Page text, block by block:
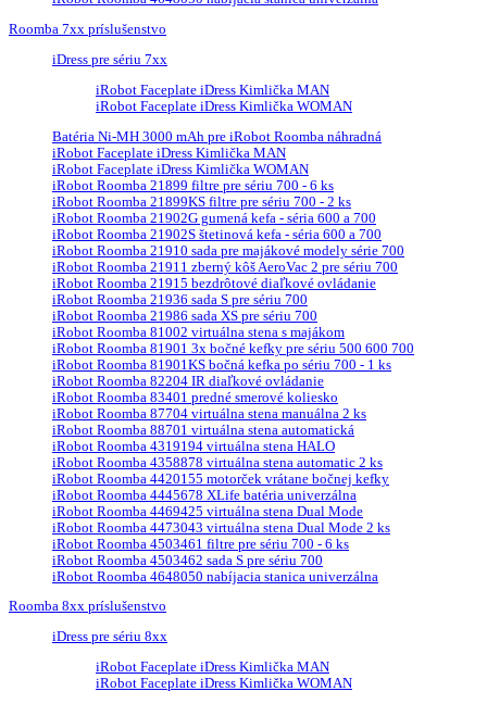
Roomba 7xx príslušenstvo
iDress pre sériu 7xx
iRobot Faceplate iDress Kimlička MAN
iRobot Faceplate iDress Kimlička WOMAN
Batéria Ni-MH 3000 mAh pre iRobot Roomba náhradná
iRobot Faceplate iDress Kimlička MAN
iRobot Faceplate iDress Kimlička WOMAN
iRobot Roomba 21899 filtre pre sériu 700 - 6 ks
iRobot Roomba 21899KS filtre pre sériu 700 - 2 ks
iRobot Roomba 21902G gumená kefa - séria 600 a 700
iRobot Roomba 21902S štetinová kefa - séria 600 a 700
iRobot Roomba 21910 sada pre majákové modely série 700
iRobot Roomba 21911 zberný kôš AeroVac 2 pre sériu 700
iRobot Roomba 21915 bezdrôtové diaľkové ovládanie
iRobot Roomba 21936 sada S pre sériu 700
iRobot Roomba 21986 sada XS pre sériu 700
iRobot Roomba 81002 virtuálna stena s majákom
iRobot Roomba 81901 3x bočné kefky pre sériu 500 600 700
iRobot Roomba 81901KS bočná kefka po sériu 700 - 1 ks
iRobot Roomba 82204 IR diaľkové ovládanie
iRobot Roomba 83401 predné smerové koliesko
iRobot Roomba 87704 virtuálna stena manuálna 2 ks
iRobot Roomba 88701 virtuálna stena automatická
iRobot Roomba 4319194 virtuálna stena HALO
iRobot Roomba 4358878 virtuálna stena automatic 2 ks
iRobot Roomba 4420155 motorček vrátane bočnej kefky
iRobot Roomba 4445678 XLife batéria univerzálna
iRobot Roomba 4469425 virtuálna stena Dual Mode
iRobot Roomba 4473043 virtuálna stena Dual Mode 2 ks
iRobot Roomba 4503461 filtre pre sériu 700 - 6 ks
iRobot Roomba 4503462 sada S pre sériu 700
iRobot Roomba 4648050 nabíjacia stanica univerzálna
Roomba 8xx príslušenstvo
iDress pre sériu 8xx
iRobot Faceplate iDress Kimlička MAN
iRobot Faceplate iDress Kimlička WOMAN